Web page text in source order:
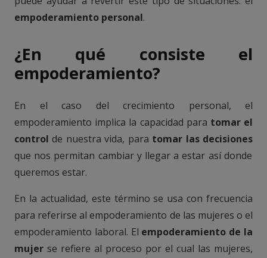
empoderamiento personal.
¿En qué consiste el
empoderamiento?
En el caso del crecimiento personal, el
empoderamiento implica la capacidad para tomar el
controlde nuestra vida, para tomar las decisiones
que nos permitan cambiar y llegar a estar así donde
queremos estar.
En la actualidad, este término se usa con frecuencia
para referirse al empoderamiento de las mujeres o el
empoderamiento laboral. El empoderamiento de la
mujer se refiere al proceso por el cual las mujeres,